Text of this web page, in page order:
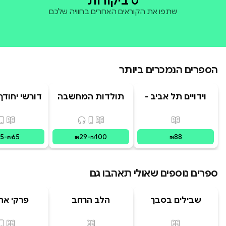
שתפו את הקוראים האחרים בחוויה שלכם
הספרים הנמכרים ביותר
וידויים תל אביב -
פורמטים זמינים
מודפס
₪88
תולדות המחשבה
פורמטים זמינים
מודפס,
₪29-₪100
דורשי
-₪65
ספרים נוספים שאולי תאהבו גם
שבילים בסבך הלב הרחב פרקי